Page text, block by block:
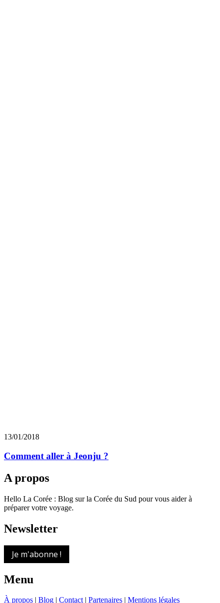
13/01/2018
Comment aller à Jeonju ?
A propos
Hello La Corée : Blog sur la Corée du Sud pour vous aider à
préparer votre voyage.
Newsletter
Je m'abonne !
Menu
À propos Blog Contact| Partenaires
Mentions légales